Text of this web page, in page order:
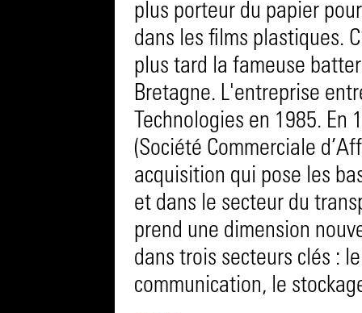
plus porteur du papier
dans les films plastiques.
plus tard la fameuse
Bretagne. L'entreprise
Technologies en 1985. En
(Société Commerciale
acquisition qui pose les
et dans le secteur du
prend une dimension
dans trois secteurs clés :
communication, le